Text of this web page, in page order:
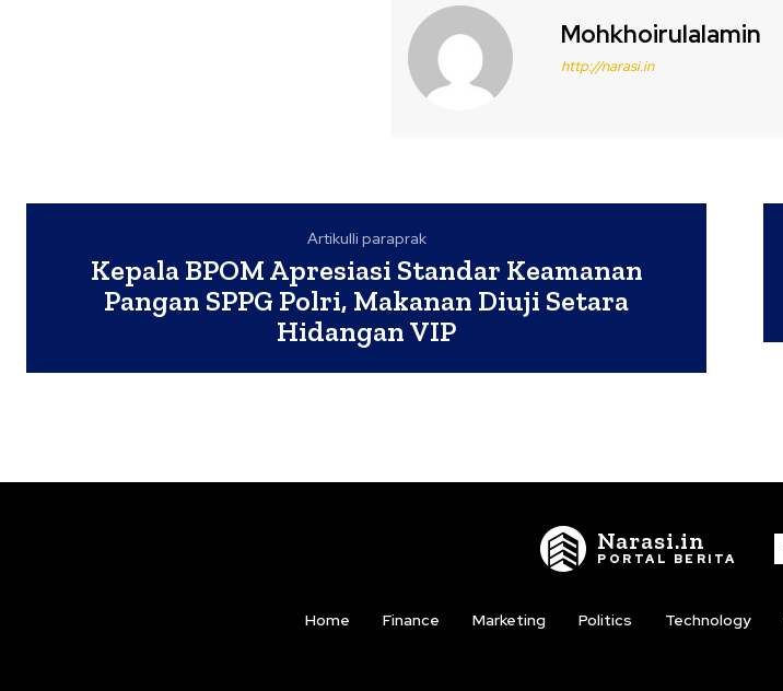
Mohkhoirulalamin
http://narasi.in
Artikulli paraprak
Kepala BPOM Apresiasi Standar Keamanan
Pangan SPPG Polri, Makanan Diuji Setara
Hidangan VIP
Narasi.in
PORTAL BERITA
Home Finance Marketing Politics Technology